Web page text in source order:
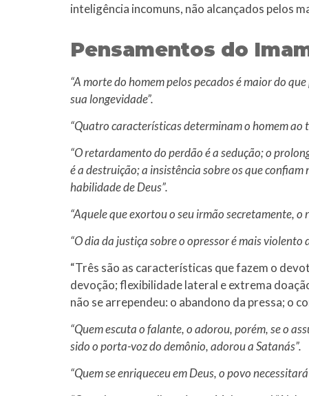
inteligência incomuns, não alcançados pelos
Pensamentos do
“A morte do homem pelos pecados é maior do
sua longevidade”.
“Quatro características determinam o homem ao
“O retardamento do perdão é a sedução; o
é a destruição; a insistência sobre os que
habilidade de Deus”.
“Aquele que exortou o seu irmão secretamente,
“O dia da justiça sobre o opressor é mais
“Três são as características que fazem o
devoção; flexibilidade lateral e extrema
não se arrependeu: o abandono da pressa; o
“Quem escuta o falante, o adorou, porém, se o
sido o porta-voz do demônio, adorou a Satanás”.
“Quem se enriqueceu em Deus, o povo